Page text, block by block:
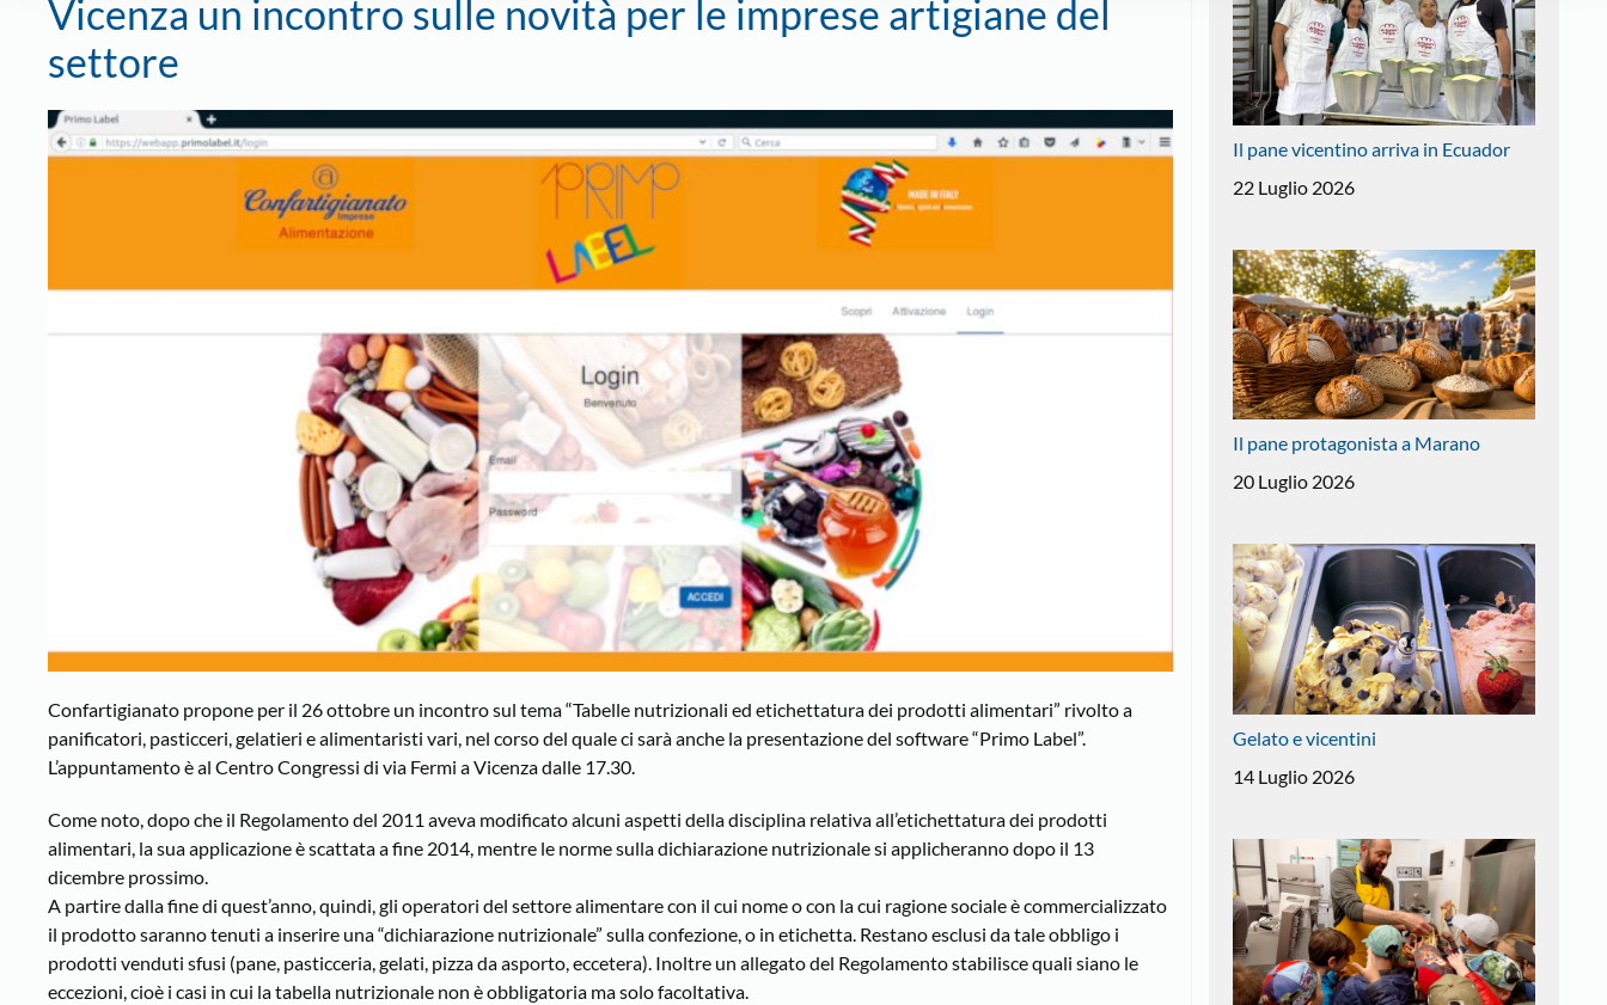
Vicenza un incontro sulle novità per le imprese artigiane del
settore
Confartigianato propone per il 26 ottobre un incontro sul tema “Tabelle nutrizionali ed etichettatura dei prodotti alimentari” rivolto a
panificatori, pasticceri, gelatieri e alimentaristi vari, nel corso del quale ci sarà anche la presentazione del software “Primo Label”.
L’appuntamento è al Centro Congressi di via Fermi a Vicenza dalle 17.30.
Come noto, dopo che il Regolamento del 2011 aveva modificato alcuni aspetti della disciplina relativa all’etichettatura dei prodotti
alimentari, la sua applicazione è scattata a fine 2014, mentre le norme sulla dichiarazione nutrizionale si applicheranno dopo il 13
dicembre prossimo.
A partire dalla fine di quest’anno, quindi, gli operatori del settore alimentare con il cui nome o con la cui ragione sociale è commercializzato
il prodotto saranno tenuti a inserire una “dichiarazione nutrizionale” sulla confezione, o in etichetta. Restano esclusi da tale obbligo i
prodotti venduti sfusi (pane, pasticceria, gelati, pizza da asporto, eccetera). Inoltre un allegato del Regolamento stabilisce quali siano le
eccezioni, cioè i casi in cui la tabella nutrizionale non è obbligatoria ma solo facoltativa.
Il pane vicentino arriva in Ecuador
22 Luglio 2026
Il pane protagonista a Marano
20 Luglio 2026
Gelato e vicentini
14 Luglio 2026